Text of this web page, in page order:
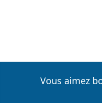
Vous aimez